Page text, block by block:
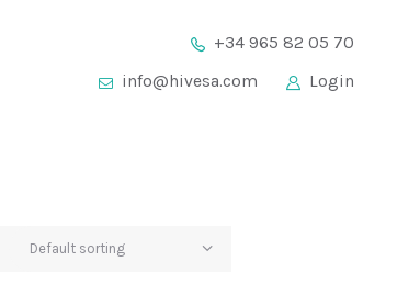
+34 965 82 05 70
info@hivesa.com
Login